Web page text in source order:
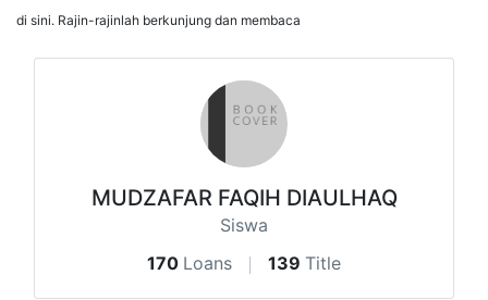
di sini. Rajin-rajinlah berkunjung dan membaca
MUDZAFAR FAQIH DIAULHAQ
Siswa
170 Loans 139 Title